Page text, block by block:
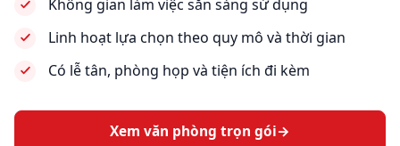
Không gian làm việc sẵn sàng sử dụng
Linh hoạt lựa chọn theo quy mô và thời gian
Có lễ tân, phòng họp và tiện ích đi kèm
Xem văn phòng trọn gói→